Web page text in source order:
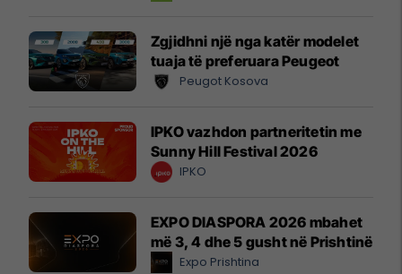
Zgjidhni një nga katër modelet
tuaja të preferuara Peugeot
Peugot Kosova
IPKO vazhdon partneritetin me
Sunny Hill Festival 2026
IPKO
EXPO DIASPORA 2026 mbahet
më 3, 4 dhe 5 gusht në Prishtinë
Expo Prishtina